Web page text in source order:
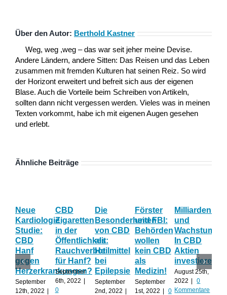
Über den Autor: Berthold Kastner
Weg, weg ,weg – das war seit jeher meine Devise.
Andere Ländern, andere Sitten: Das Reisen und das Leben
zusammen mit fremden Kulturen hat seinen Reiz. So wird
der Horizont erweitert und befreit sich aus der eigenen
Blase. Auch die Vorteile beim Schreiben von Artikeln,
sollten dann nicht vergessen werden. Vieles was in meinen
Texten vorkommt, habe ich mit eigenen Augen gesehen
und erlebt.
Ähnliche Beiträge
Neue
Kardiologie
Studie:
CBD
Hanf
gegen
Herzerkrankungen?
September
12th, 2022
CBD
Zigaretten
in der
Öffentlichkeit:
Rauchverbot
für Hanf?
September
6th, 2022
0
Die
Besonderheiten
von CBD
als
Heilmittel
bei
Epilepsie
September
2nd, 2022
Förster
und FBI:
Behörden
wollen
kein CBD
als
Medizin!
September
1st, 2022
0
und
Wachstum:
In CBD
Aktien
investieren?
August 25th,
2022
0
Kommentare